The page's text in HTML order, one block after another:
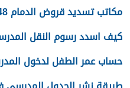
مكاتب تسديد قروض الدمام 1448
كيف اسدد رسوم النقل
حساب عمر الطفل لدخول المدرسة